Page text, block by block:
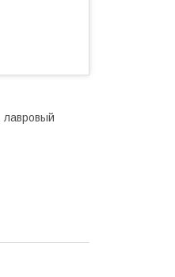
лавровый